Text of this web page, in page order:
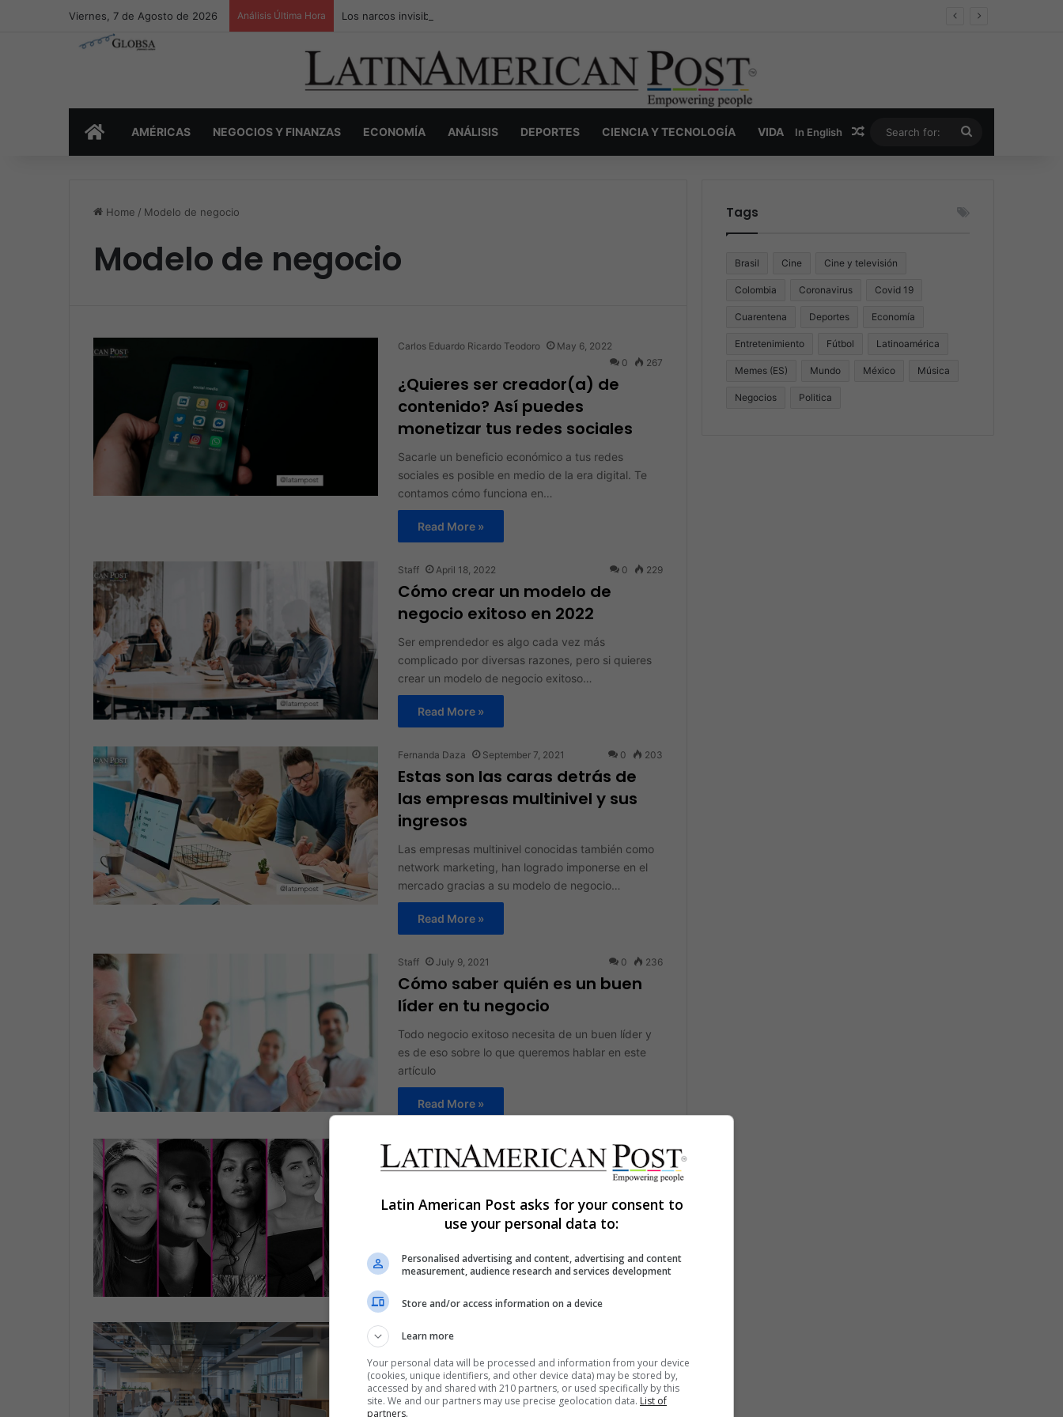
Viernes, 7 de Agosto de 2026 Análisis Última Hora Los narcos invisibles de Colombia: la guerra secreta por la verdad, el poder y la nueva economía de la droga
INICIOAMÉRICAS NEGOCIOS Y FINANZAS ECONOMÍA ANÁLISIS DEPORTES CIENCIA Y TECNOLOGÍA VIDA In English Random Article
for:
Home / Modelo de negocio
Modelo de negocio
Carlos Eduardo Ricardo Teodoro
May 6, 2022
0
267
¿Quieres ser creador(a) de
contenido? Así puedes
monetizar tus redes sociales
Sacarle un beneficio económico a tus redes
sociales es posible en medio de la era digital. Te
contamos cómo funciona en…
Read More »
Staff April 18, 2022 0 229
Cómo crear un modelo de
negocio exitoso en 2022
Ser emprendedor es algo cada vez más
complicado por diversas razones, pero si quieres
crear un modelo de negocio exitoso…
Read More »
Fernanda Daza September 7, 2021 0 203
Estas son las caras detrás de
las empresas multinivel y sus
ingresos
Las empresas multinivel conocidas también como
network marketing, han logrado imponerse en el
mercado gracias a su modelo de negocio…
Read More »
Staff July 9, 2021 0 236
Cómo saber quién es un buen
líder en tu negocio
Todo negocio exitoso necesita de un buen líder y
es de eso sobre lo que queremos hablar en este
artículo
Read More »
Luis Angel Hernández Liborio
June 21, 2021
0
236
¿Por qué Victoria’s Secret le
corta las alas a sus ángeles?
The VS Collective es sólo la "punta del iceberg" de
la renovación de la imagen de Victoria's Secret
Ana Maria Diaz
la productividad PyME
Konfío presenta un ecosistema de herramientas
Tags
Brasil Cine Cine y televisión
Colombia Coronavirus Covid 19
Cuarentena Deportes Economía
Entretenimiento Fútbol Latinoamérica
Memes (ES) Mundo México Música
Negocios Politica
Latin American Post asks for your consent to
use your personal data to:
Personalised advertising and content, advertising and content
measurement, audience research and services development
Store and/or access information on a device
Learn more
Your personal data will be processed and information from your device
(cookies, unique identifiers, and other device data) may be stored by,
accessed by and shared with 210 partners, or used specifically by this
site. We and our partners may use precise geolocation data. List of
partners.